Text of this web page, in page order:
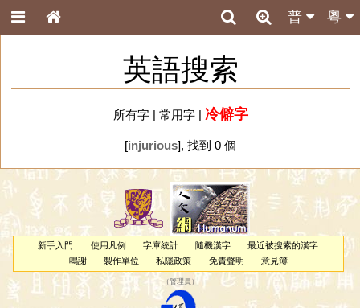
粵
普
英語搜索
所有字| 常用字| 冷僻字
[injurious], 找到 0 個
新手入門 使用凡例 字庫統計 隨機漢字
最近被搜索的漢字
鳴謝
製作單位 私隱政策 免責聲明 意見簿
（管理員 ）